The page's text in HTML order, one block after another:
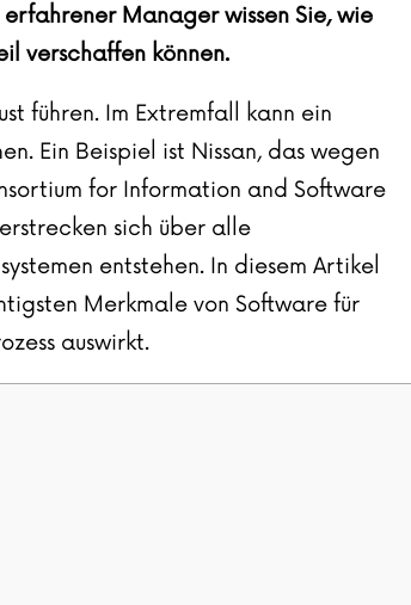
Manager wissen Sie, wie
verschaffen können.
führen. Im Extremfall kann ein
Ein Beispiel ist Nissan, das wegen
for Information and Software
sich über alle
entstehen. In diesem Artikel
Merkmale von Software für
auswirkt.